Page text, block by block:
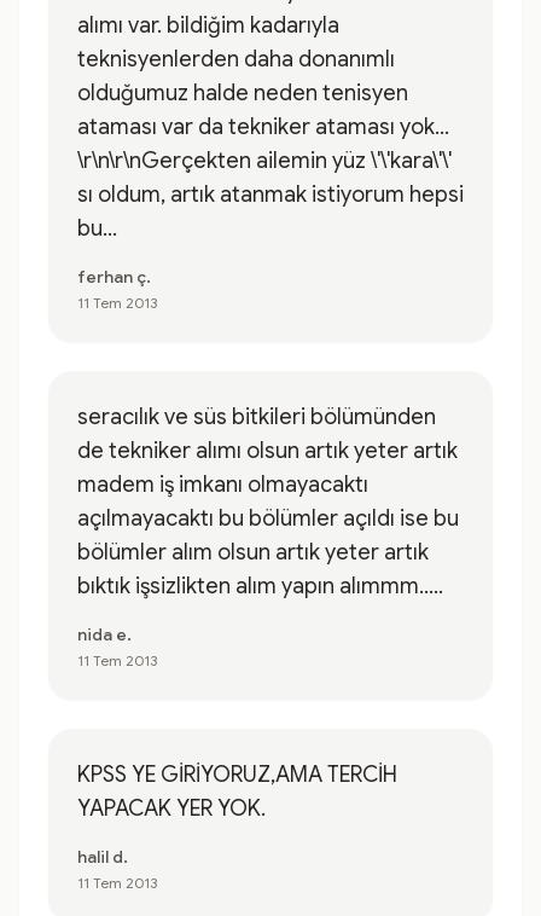
alımı var. bildiğim kadarıyla
teknisyenlerden daha donanımlı
olduğumuz halde neden tenisyen
ataması var da tekniker ataması yok...
\r\n\r\nGerçekten ailemin yüz \'\'kara\'\'
sı oldum, artık atanmak istiyorum hepsi
bu...
ferhan ç.
11 Tem 2013
seracılık ve süs bitkileri bölümünden
de tekniker alımı olsun artık yeter artık
madem iş imkanı olmayacaktı
açılmayacaktı bu bölümler açıldı ise bu
bölümler alım olsun artık yeter artık
bıktık işsizlikten alım yapın alımmm.....
nida e.
11 Tem 2013
KPSS YE GİRİYORUZ,AMA TERCİH
YAPACAK YER YOK.
halil d.
11 Tem 2013